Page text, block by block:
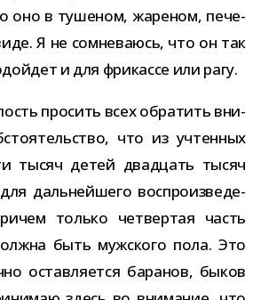
оно в туше­ном, жаре­ном, пече­
Я не сомне­ва­юсь, что он так
и для фри­кассе или рагу.
про­сить всех обра­тить вни­
что из учтен­ных
тысяч детей два­дцать тысяч
даль­ней­шего вос­про­из­ве­де­
только чет­вер­тая часть
быть муж­ского пола. Это
остав­ля­ется бара­нов, быков